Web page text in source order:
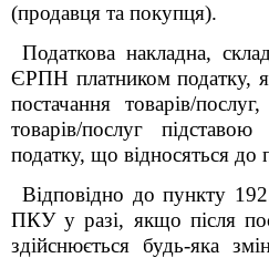
(продавця та покупця).
Податкова накладна,
ЄРПН платником податку,
постачання товарів/
товарів/послуг
податку, що відносяться до
Відповідно до пункту
ПКУ у разі, якщо після
здійснюється будь-яка